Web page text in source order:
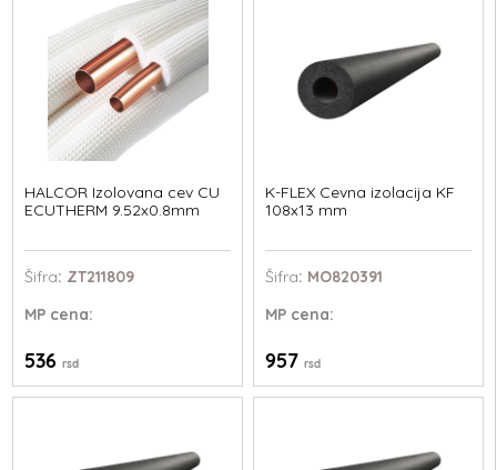
HALCOR Izolovana cev CU
ECUTHERM 9.52x0.8mm
Šifra: ZT211809
MP cena:
536rsd
K-FLEX Cevna izolacija KF
108x13 mm
Šifra: MO820391
MPcena:
957 rsd